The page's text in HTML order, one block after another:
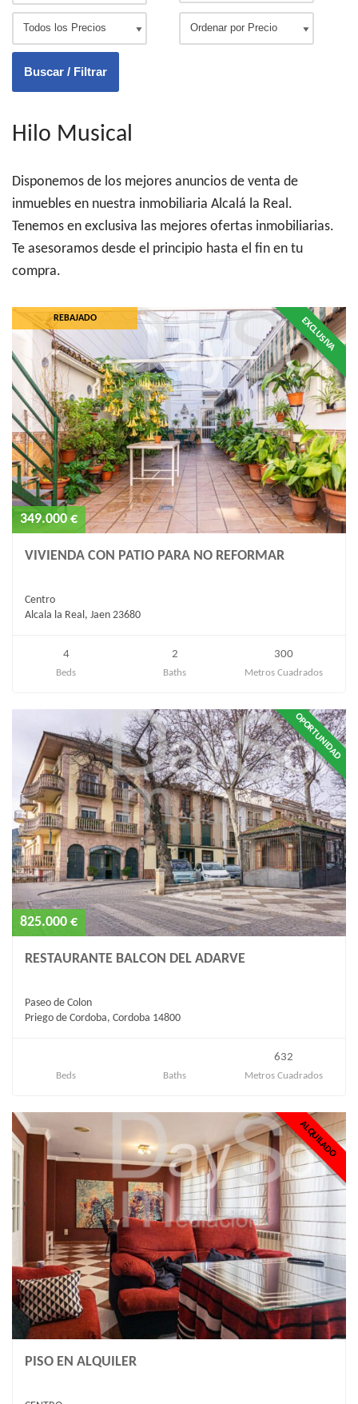
Hilo Musical
Disponemos de los mejores anuncios de venta de
inmuebles en nuestra inmobiliaria Alcalá la Real.
Tenemos en exclusiva las mejores ofertas inmobiliarias.
Te asesoramos desde el principio hasta el fin en tu
compra.
REBAJADO EXCLUSIVA
349.000 €
VIVIENDA CON PATIO PARA NO REFORMAR
Centro
Alcala la Real, Jaen 23680
4
Beds
2
Baths
300
Metros Cuadrados
OPORTUNIDAD
825.000 €
RESTAURANTE BALCON DEL ADARVE
Paseo de Colon
Priego de Cordoba, Cordoba 14800
Beds Baths
632
Metros Cuadrados
ALQUILADO
PISO EN ALQUILER